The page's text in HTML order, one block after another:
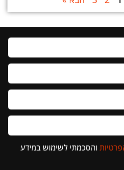
והסכמתי לשימוש במידע